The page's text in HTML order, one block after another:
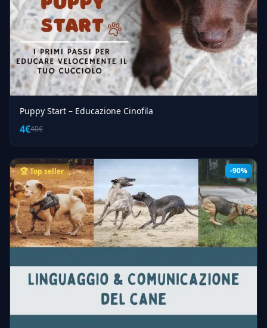
Puppy Start – Educazione Cinofila
4€40€
-90%
🏆 Top seller